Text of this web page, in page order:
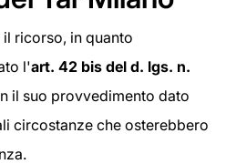
ricorso, in quanto
l'art. 42 bis del d. lgs. n.
il suo provvedimento dato
circostanze che osterebbero